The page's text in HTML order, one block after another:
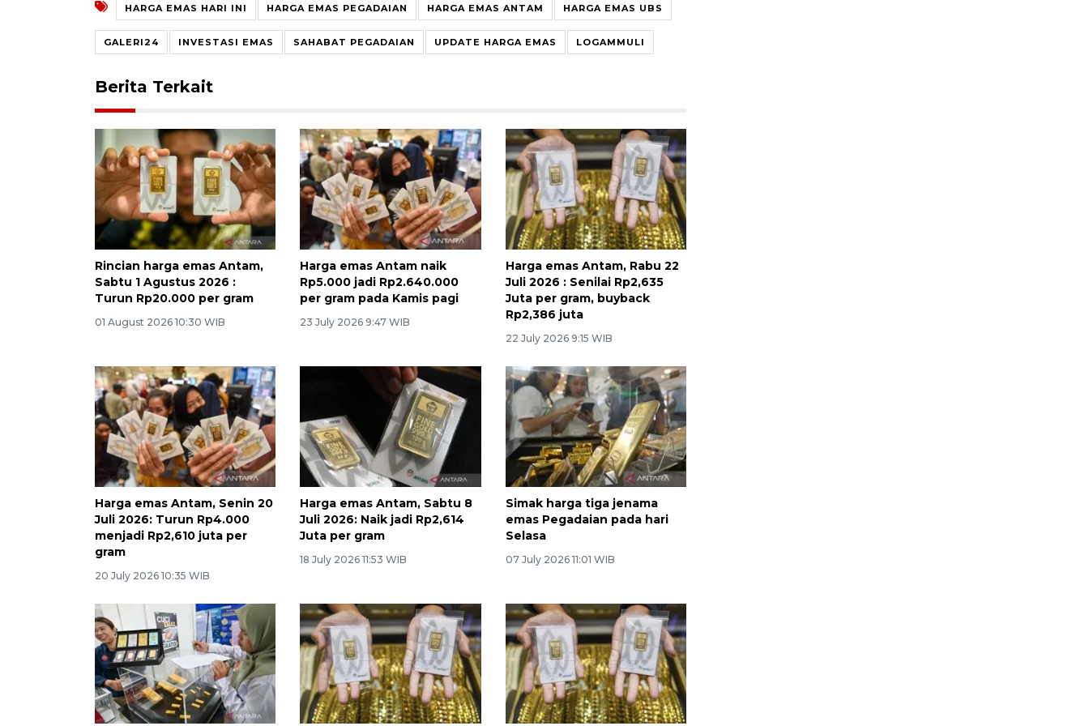
HARGA EMAS HARI INI HARGA EMAS PEGADAIAN HARGA EMAS ANTAM HARGA EMAS UBS
GALERI24 INVESTASI EMAS SAHABAT PEGADAIAN UPDATE HARGA EMAS LOGAMMULI
Berita Terkait
Rincian harga emas Antam,
Sabtu 1 Agustus 2026 :
Turun Rp20.000 per gram
01 August 2026 10:30 WIB
Harga emas Antam naik
Rp5.000 jadi Rp2.640.000
per gram pada Kamis pagi
23 July 2026 9:47 WIB
Harga emas Antam, Rabu 22
Juli 2026 : Senilai Rp2,635
Juta per gram, buyback
Rp2,386 juta
22 July 2026 9:15 WIB
Harga emas Antam, Senin 20
Juli 2026: Turun Rp4.000
menjadi Rp2,610 juta per
gram
20 July 2026 10:35 WIB
Harga emas Antam, Sabtu 8
Juli 2026: Naik jadi Rp2,614
Juta per gram
18 July 2026 11:53 WIB
Simak harga tiga jenama
emas Pegadaian pada hari
Selasa
07 July 2026 11:01 WIB